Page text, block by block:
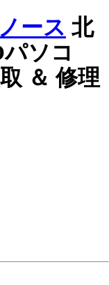
北
ソコ
＆ 修理